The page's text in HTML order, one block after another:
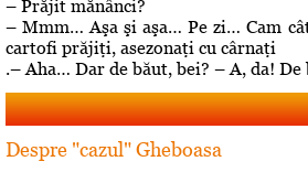
– Prăjit mănânci?
– Mmm… Aşa şi aşa… Pe zi… Cam
cartofi prăjiţi, asezonaţi cu cârnaţi
.– Aha… Dar de băut, bei? – A, da! De
Despre "cazul" Gheboasa